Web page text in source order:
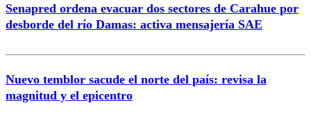
Senapred ordena evacuar dos sectores de Carahue por
desborde del río Damas: activa mensajería SAE
Nuevo temblor sacude el norte del país: revisa la
magnitud y el epicentro